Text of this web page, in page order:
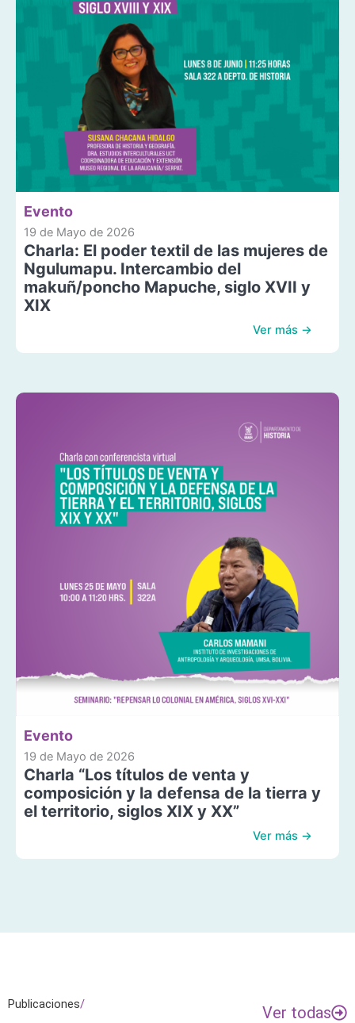
Evento
19 de Mayo de 2026
Charla: El poder textil de las mujeres de
Ngulumapu. Intercambio del
makuñ/poncho Mapuche, siglo XVII y
XIX
Ver más →
Evento
19 de Mayo de 2026
Charla “Los títulos de venta y
composición y la defensa de la tierra y
el territorio, siglos XIX y XX”
Ver más →
Publicaciones/ Ver todas